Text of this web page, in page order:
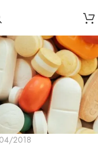
Qui devrait
?
2018